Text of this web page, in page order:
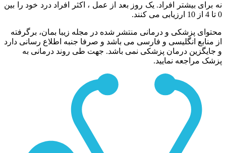
نه برای بیشتر افراد. یک روز بعد از عمل ، اکثر افراد درد خود را بین
0 تا 4 از 10 ارزیابی می کنند.
محتوای پزشکی و درمانی منتشر شده در مجله زیبا بمان، برگرفته
از منابع انگلیسی و فارسی می باشد و صرفا جنبه اطلاع رسانی دارد
و جایگزین درمان پزشکی نمی باشد. جهت طی روند درمانی به
پزشک مراجعه نمایید.